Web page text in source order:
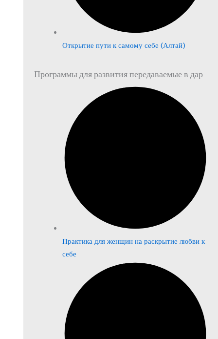
Открытие пути к самому себе (Алтай)
Программы для развития передаваемые в дар
Практика для женщин на раскрытие любви к
себе